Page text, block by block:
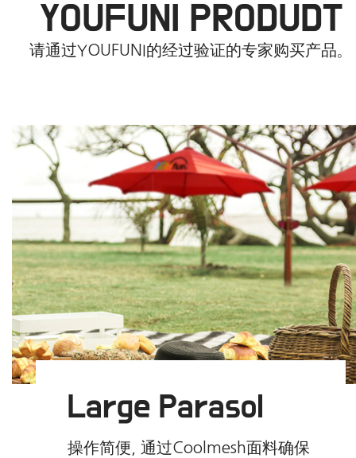
YOUFUNI PRODUDT
请通过YOUFUNI的经过验证的专家购买产品。
Large Parasol
操作简便, 通过Coolmesh面料确保